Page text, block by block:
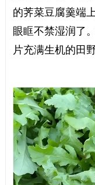
的荠菜豆腐羹端
眼眶不禁湿润了
片充满生机的田